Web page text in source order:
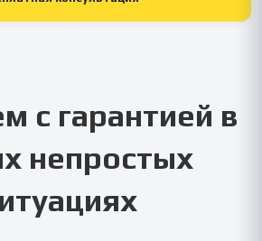
с гарантией в
непростых